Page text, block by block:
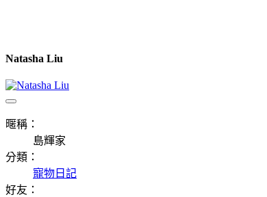
Natasha Liu
暱稱：
島輝家
分類：
寵物日記
好友：